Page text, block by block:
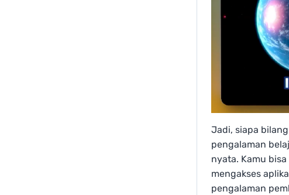
Jadi, siapa
pengalaman
nyata. Kamu
mengakses
pengalaman